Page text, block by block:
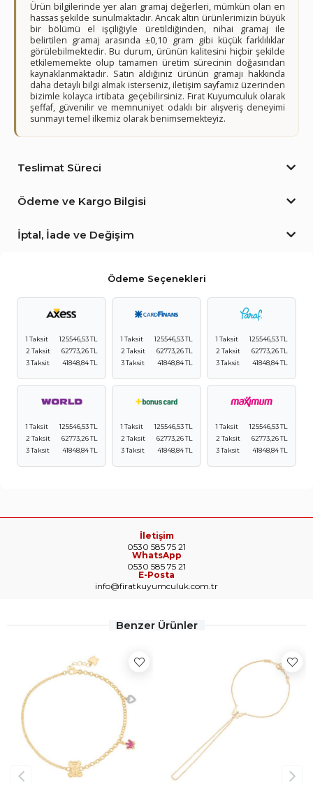
Ürün bilgilerinde yer alan gramaj değerleri, mümkün olan en
hassas şekilde sunulmaktadır. Ancak altın ürünlerimizin büyük
bir bölümü el işçiliğiyle üretildiğinden, nihai gramaj ile
belirtilen gramaj arasında ±0,10 gram gibi küçük farklılıklar
görülebilmektedir. Bu durum, ürünün kalitesini hiçbir şekilde
etkilememekte olup tamamen üretim sürecinin doğasından
kaynaklanmaktadır. Satın aldığınız ürünün gramajı hakkında
daha detaylı bilgi almak isterseniz, iletişim sayfamız üzerinden
bizimle kolayca irtibata geçebilirsiniz. Fırat Kuyumculuk olarak
şeffaf, güvenilir ve memnuniyet odaklı bir alışveriş deneyimi
sunmayı temel ilkemiz olarak benimsemekteyiz.
Teslimat Süreci
Ödeme ve Kargo Bilgisi
İptal, İade ve Değişim
Ödeme Seçenekleri
1 Taksit
125546,53 TL
2 Taksit
62773,26 TL
3 Taksit
41848,84 TL
1 Taksit
125546,53 TL
2 Taksit
62773,26 TL
3 Taksit
41848,84 TL
1 Taksit
125546,53 TL
2 Taksit
62773,26 TL
3 Taksit
41848,84 TL
1 Taksit
125546,53 TL
2 Taksit
62773,26 TL
3 Taksit
41848,84 TL
1 Taksit
125546,53 TL
2 Taksit
62773,26 TL
3 Taksit
41848,84 TL
1 Taksit
125546,53 TL
2 Taksit
62773,26 TL
3 Taksit
41848,84 TL
İletişim
0530 585 75 21
WhatsApp
0530 585 75 21
E-Posta
info@firatkuyumculuk.com.tr
Benzer Ürünler